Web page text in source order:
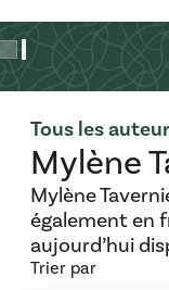
Tous les
Mylène
Mylène
également en
aujourd’hui
Trier par